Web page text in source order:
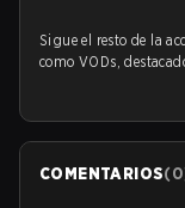
Sigue el resto de la
como VODs,
COMENTARIOS(0